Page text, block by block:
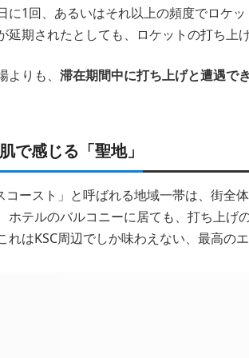
に1回、あるいはそれ以上の頻度でロケ
延期されたとしても、ロケットの打ち上
りも、 滞在期間中に打ち上げと遭遇で
で感じる「聖地」
コースト」と呼ばれる地域一帯は、街全
ホテルのバルコニーに居ても、打ち上げ
はKSC周辺でしか味わえない、最高の